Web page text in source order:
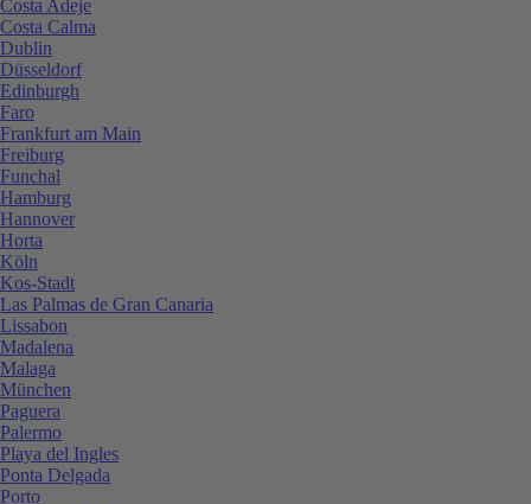
Costa Adeje
Costa Calma
Dublin
Düsseldorf
Edinburgh
Faro
Frankfurt am Main
Freiburg
Funchal
Hamburg
Hannover
Horta
Köln
Kos-Stadt
Las Palmas de Gran Canaria
Lissabon
Madalena
Malaga
München
Paguera
Palermo
Playa del Ingles
Ponta Delgada
Porto